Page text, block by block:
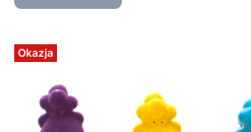
Okazja